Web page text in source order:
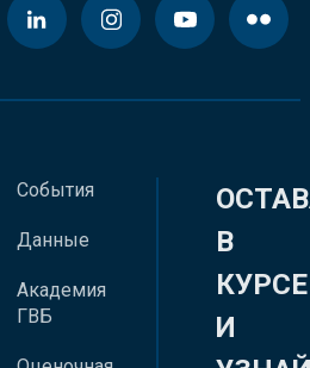
События
Данные
Академия
ГВБ
В
КУРСЕ
И